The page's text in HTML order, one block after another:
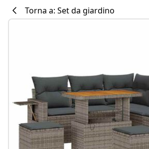
Torna a: Set da giardino